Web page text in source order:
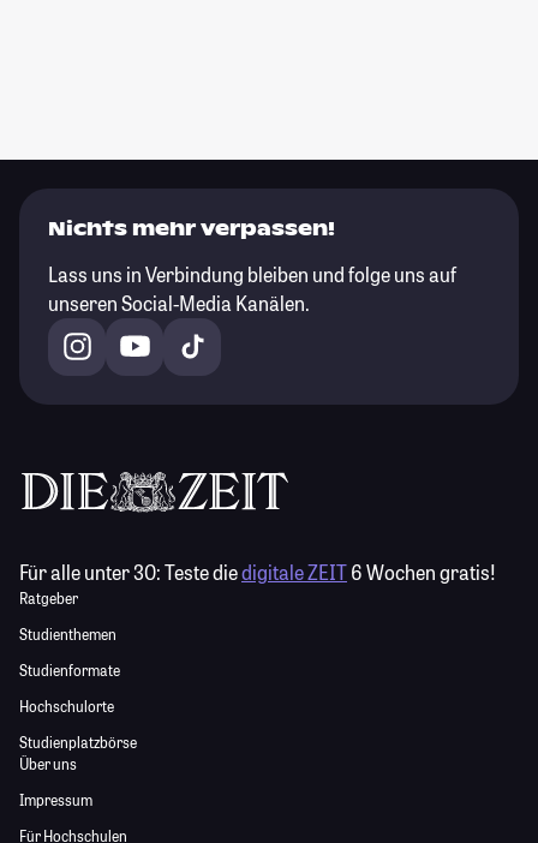
Nichts mehr verpassen!
Lass uns in Verbindung bleiben und folge uns auf
unseren Social-Media Kanälen.
Für alle unter 30:Teste diedigitale ZEIT6 Wochen gratis!
Ratgeber
Studienthemen
Studienformate
Hochschulorte
Studienplatzbörse
Über uns
Impressum
Für Hochschulen